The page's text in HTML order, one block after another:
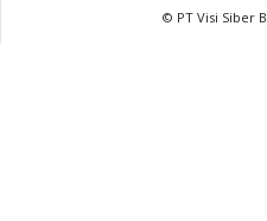
© PT Visi Siber